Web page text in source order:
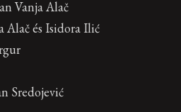
Vanja Alač
Alač és Isidora Ilić
Sredojević